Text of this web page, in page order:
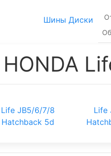
Шины Диски
Life JB5/6/7/8
Hatchback 5d
Life